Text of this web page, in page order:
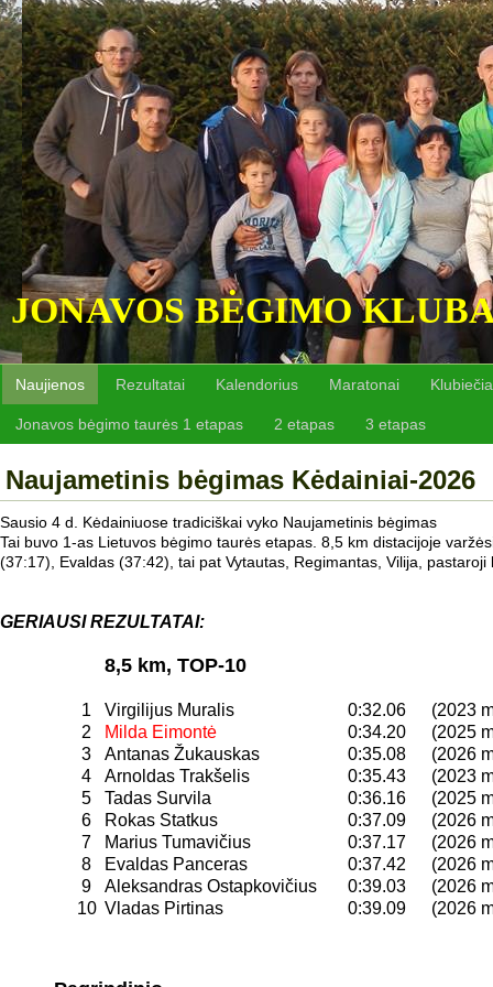
JONAVOS BĖGIMO
Naujienos Rezultatai Kalendorius Maratonai
Jonavos bėgimo taurės 1 etapas 2 etapas 3 etapas
Naujametinis bėgimas Kėdainiai-2026
Sausio 4 d. Kėdainiuose tradiciškai vyko Naujametinis bėgimas
Tai buvo 1-as Lietuvos bėgimo taurės etapas. 8,5 km distacijoje
(37:17), Evaldas (37:42), tai pat Vytautas, Regimantas, Vilija,
GERIAUSI REZULTATAI:
8,5 km, TOP-10
1 Virgilijus Muralis 0:32.06
(2023
2
Milda Eimontė 0:34.20
(2025
3
Antanas Žukauskas 0:35.08
(2026
4
Arnoldas Trakšelis 0:35.43
(2023
5
Tadas Survila 0:36.16
(2025
6
Rokas Statkus 0:37.09
(2026
7
Marius Tumavičius 0:37.17
(2026
8
Evaldas Panceras 0:37.42
(2026
9
Aleksandras Ostapkovičius 0:39.03
(2026
10 Vladas Pirtinas 0:39.09 (2026